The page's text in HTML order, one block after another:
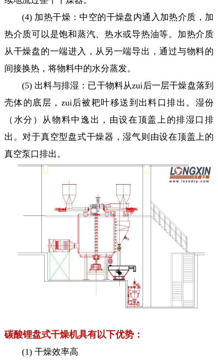
(4) 加热干燥：中空的干燥盘内通入加热介质，加
热介质可以是饱和蒸汽、热水或导热油等。加热介质
从干燥盘的一端进入，从另一端导出，通过与物料的
间接换热，将物料中的水分蒸发。
(5) 出料与排湿：已干物料从zui后一层干燥盘落到
壳体的底层，zui后被耙叶移送到出料口排出。湿份
（水分）从物料中逸出，由设在顶盖上的排湿口排
出。对于真空型盘式干燥器，湿气则由设在顶盖上的
真空泵口排出。
碳酸锂盘式干燥机具有以下优势：
(1) 干燥效率高